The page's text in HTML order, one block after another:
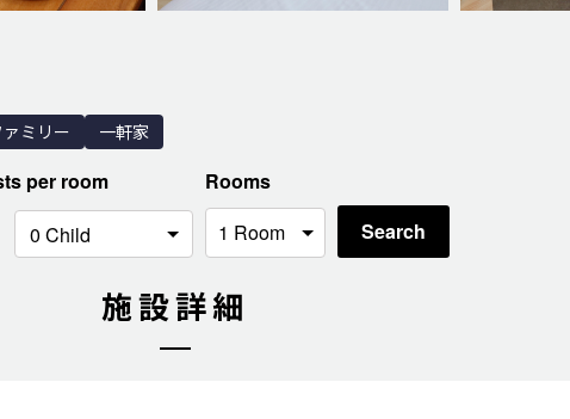
ァミリー 一軒家
per room
Rooms
Search
施設詳細